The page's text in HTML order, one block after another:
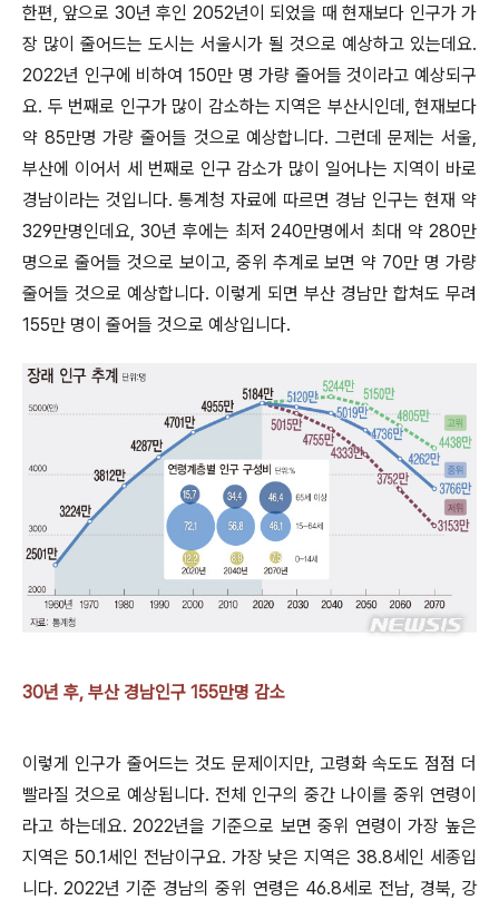
한편,앞으로 30년 후인 2052년이 되었을 때 현재보다 인구가 가
장 많이 줄어드는 도시는 서울시가 될 것으로 예상하고 있는데요.
2022년 인구에 비하여 150만 명 가량 줄어들 것이라고 예상되구
요. 두 번째로 인구가 많이 감소하는 지역은 부산시인데 , 현재보다
약 85만명 가량 줄어들 것으로 예상합니다. 그런데 문제는 서울,
부산에 이어서 세 번째로 인구 감소가 많이 일어나는 지역이 바로
경남이라는 것입니다. 통계청 자료에 따르면 경남 인구는 현재 약
329만명인데요, 30년 후에는 최저240만명에서 최대 약280만
명으로 줄어들 것으로 보이고, 중위 추계로 보면 약 70만 명 가량
줄어들 것으로 예상합니다. 이렇게 되면 부산 경남만 합쳐도 무려
155만 명이 줄어들 것으로 예상입니다.
30년 후, 부산 경남인구 155만명 감소
이렇게 인구가 줄어드는 것도 문제이지만, 고령화 속도도 점점 더
빨라질 것으로 예상됩니다. 전체 인구의 중간 나이를 중위 연령이
라고 하는데요. 2022년을 기준으로 보면 중위 연령이 가장 높은
지역은 50.1세인 전남이구요. 가장 낮은 지역은38.8세인 세종입
니다. 2022년 기준 경남의 중위 연령은 46.8세로 전남, 경북, 강